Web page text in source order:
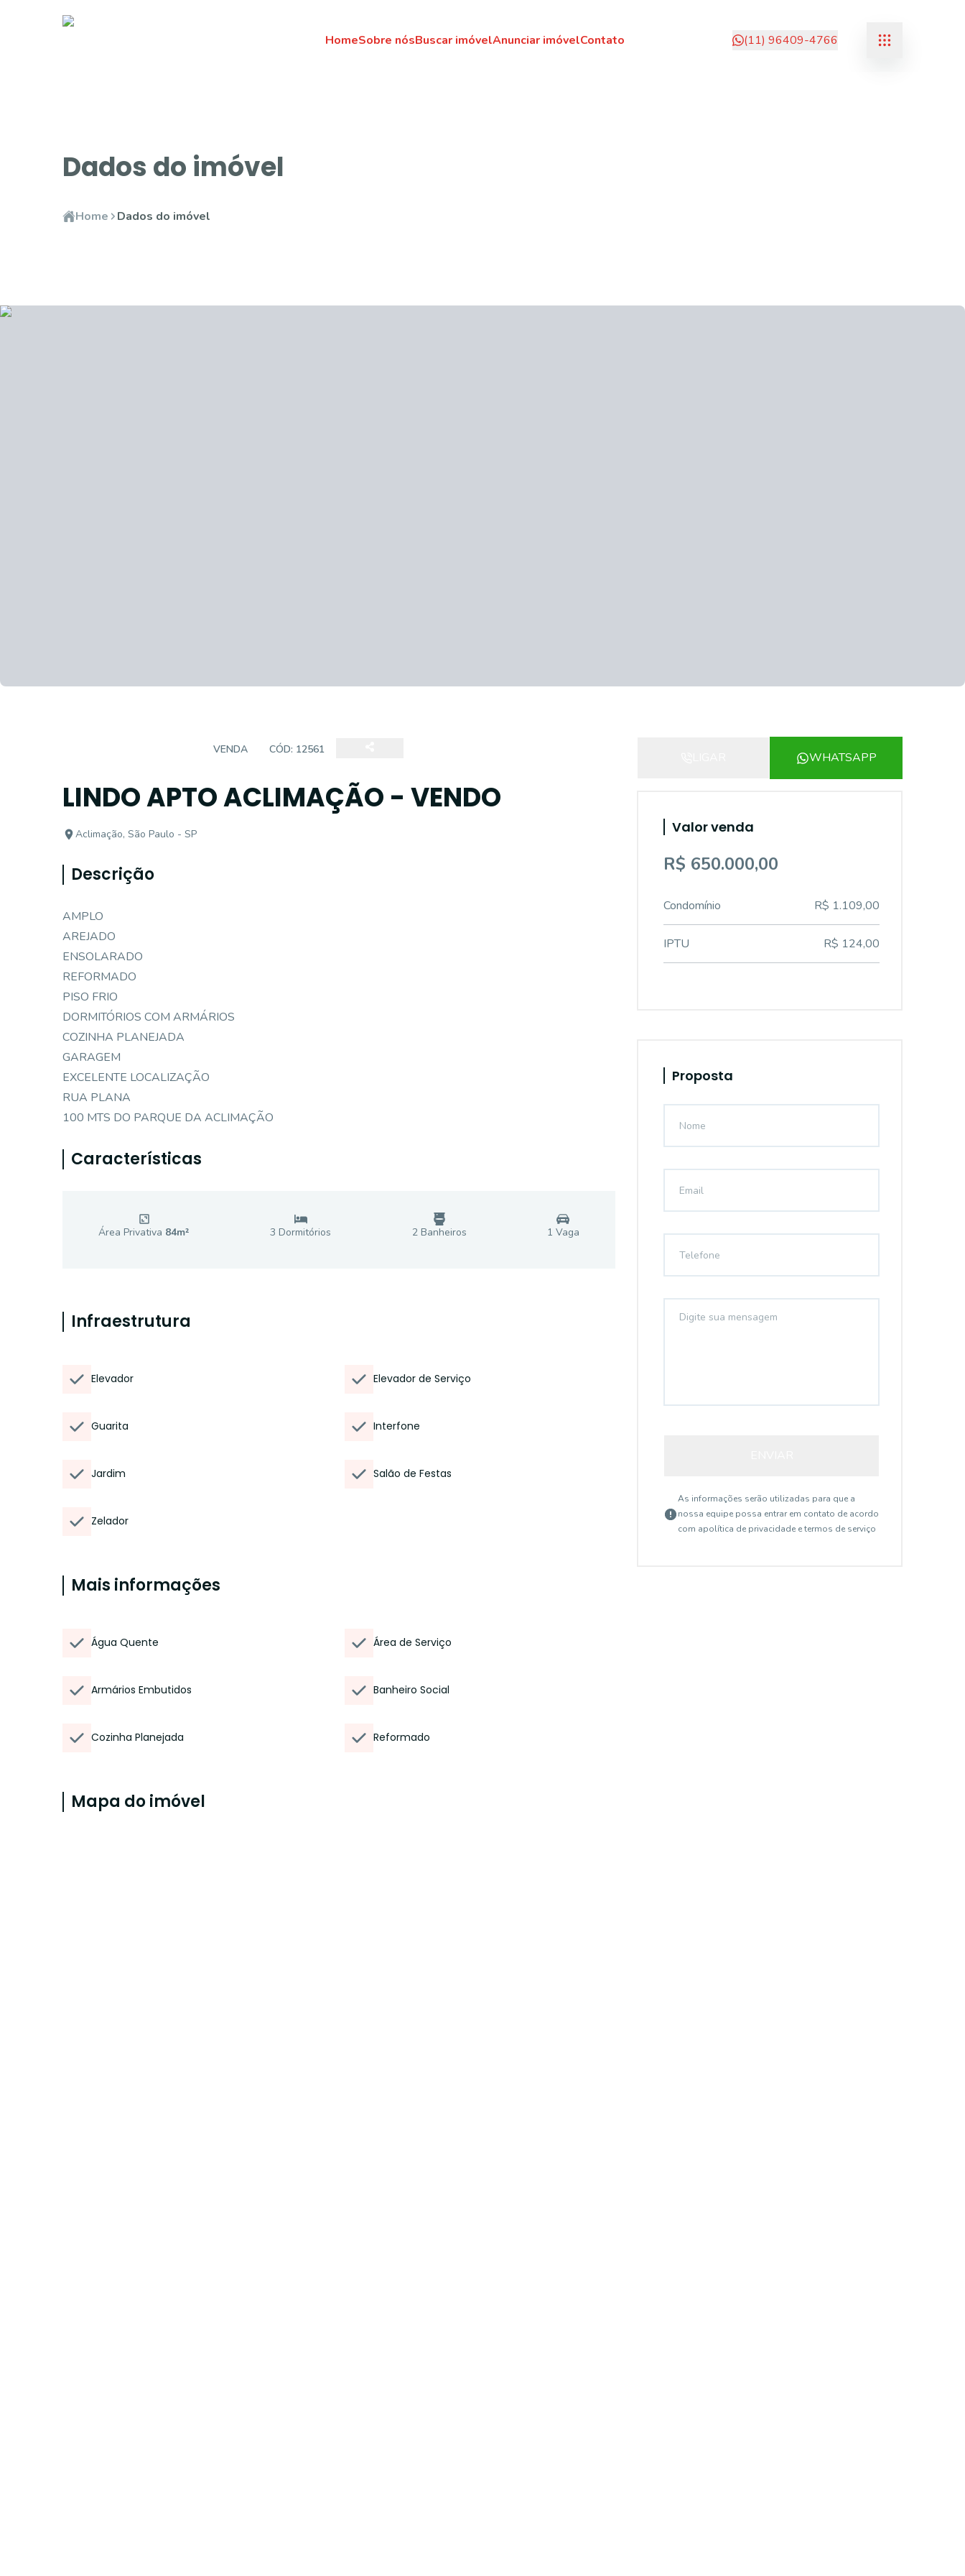
HomeSobre nósBuscar imóvelAnunciar imóvelContato (11) 96409-4766
Dados do imóvel
Home Dados do imóvel
VENDA CÓD: 12561
LINDO APTO ACLIMAÇÃO - VENDO
Aclimação, São Paulo - SP
Descrição
AMPLO
AREJADO
ENSOLARADO
REFORMADO
PISO FRIO
DORMITÓRIOS COM ARMÁRIOS
COZINHA PLANEJADA
GARAGEM
EXCELENTE LOCALIZAÇÃO
RUA PLANA
100 MTS DO PARQUE DA ACLIMAÇÃO
Características
Área Privativa 84m² 3 Dormitórios 2Banheiros 1 Vaga
Infraestrutura
Elevador Elevador de Serviço
Guarita Interfone
Jardim Salão de Festas
Zelador
Mais informações
Água Quente Área de Serviço
Armários Embutidos Banheiro Social
Cozinha Planejada Reformado
Mapa do imóvel
WHATSAPP
Valor venda
R$ 650.000,00
Condomínio R$ 1.109,00
IPTU R$ 124,00
Proposta
As informações serão utilizadas para que a
nossa equipe possa entrar em contato de acordo
com apolítica de privacidade e termos de serviço